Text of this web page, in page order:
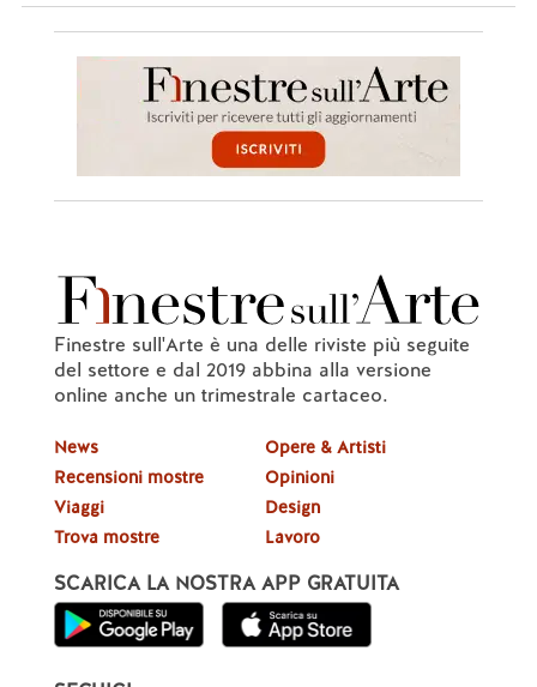
Finestre sull'Arte è una delle riviste più seguite
del settore e dal 2019 abbina alla versione
online anche un trimestrale cartaceo.
News
Recensioni mostre
Viaggi
Trova mostre
Opere & Artisti
Opinioni
Design
Lavoro
SCARICA LA NOSTRA APP GRATUITA